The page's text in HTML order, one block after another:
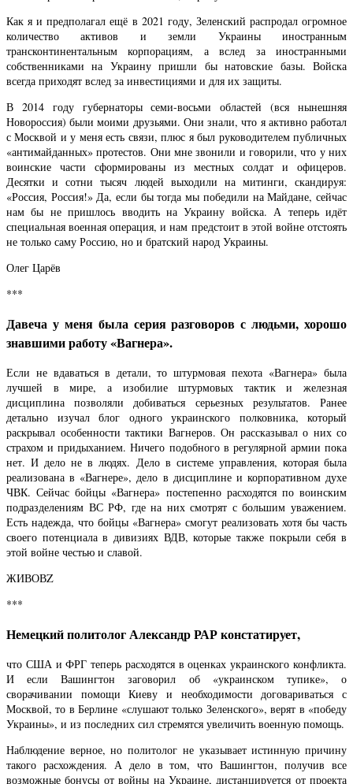
Как я и предполагал ещё в 2021 году, Зеленский распродал огромное
количество активов и земли Украины иностранным
трансконтинентальным корпорациям, а вслед за иностранными
собственниками на Украину пришли бы натовские базы. Войска
всегда приходят вслед за инвестициями и для их защиты.
В 2014 году губернаторы семи-восьми областей (вся нынешняя
Новороссия) были моими друзьями. Они знали, что я активно работал
с Москвой и у меня есть связи, плюс я был руководителем публичных
«антимайданных» протестов. Они мне звонили и говорили, что у них
воинские части сформированы из местных солдат и офицеров.
Десятки и сотни тысяч людей выходили на митинги, скандируя:
«Россия, Россия!» Да, если бы тогда мы победили на Майдане, сейчас
нам бы не пришлось вводить на Украину войска. А теперь идёт
специальная военная операция, и нам предстоит в этой войне отстоять
не только саму Россию, но и братский народ Украины.
Олег Царёв
***
Давеча у меня была серия разговоров с людьми, хорошо
знавшими работу «Вагнера».
Если не вдаваться в детали, то штурмовая пехота «Вагнера» была
лучшей в мире, а изобилие штурмовых тактик и железная
дисциплина позволяли добиваться серьезных результатов. Ранее
детально изучал блог одного украинского полковника, который
раскрывал особенности тактики Вагнеров. Он рассказывал о них со
страхом и придыханием. Ничего подобного в регулярной армии пока
нет. И дело не в людях. Дело в системе управления, которая была
реализована в «Вагнере», дело в дисциплине и корпоративном духе
ЧВК. Сейчас бойцы «Вагнера» постепенно расходятся по воинским
подразделениям ВС РФ, где на них смотрят с большим уважением.
Есть надежда, что бойцы «Вагнера» смогут реализовать хотя бы часть
своего потенциала в дивизиях ВДВ, которые также покрыли себя в
этой войне честью и славой.
ЖИВОВZ
***
Немецкий политолог Александр РАР констатирует,
что США и ФРГ теперь расходятся в оценках украинского конфликта.
И если Вашингтон заговорил об «украинском тупике», о
сворачивании помощи Киеву и необходимости договариваться с
Москвой, то в Берлине «слушают только Зеленского», верят в «победу
Украины», и из последних сил стремятся увеличить военную помощь.
Наблюдение верное, но политолог не указывает истинную причину
такого расхождения. А дело в том, что Вашингтон, получив все
возможные бонусы от войны на Украине, дистанцируется от проекта